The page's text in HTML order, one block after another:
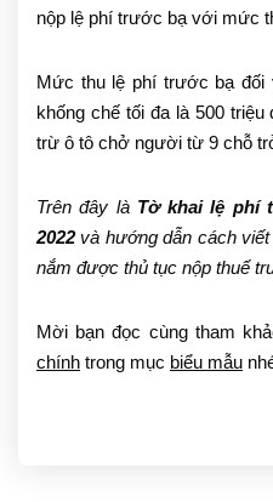
nộp lệ phí trước bạ với mức
Mức thu lệ phí trước bạ đối
khống chế tối đa là 500
trừ ô tô chở người từ 9 chỗ
Trên đây là Tờ khai lệ phí
2022và hướng dẫn cách viết
nắm được thủ tục nộp thuế
Mời bạn đọc cùng tham
chính trong mục biểu mẫu